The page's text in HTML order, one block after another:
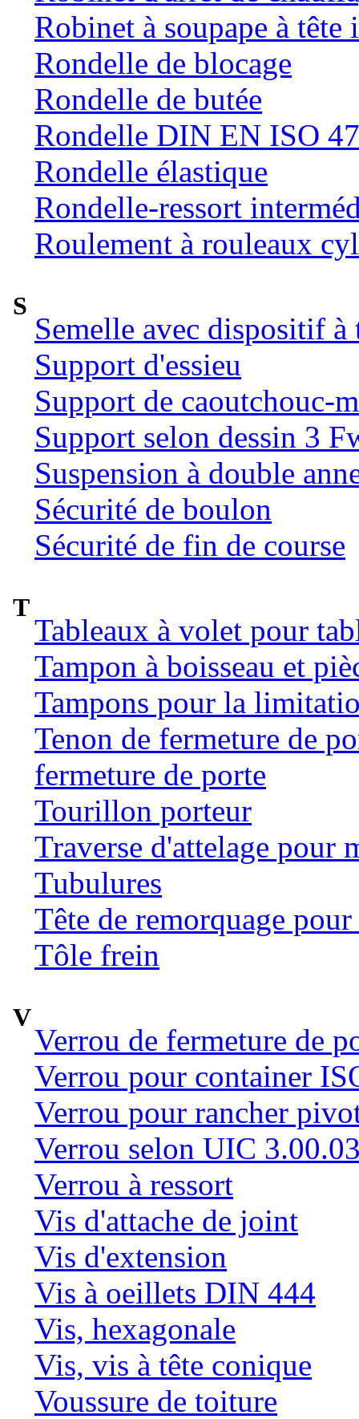
Robinet à soupape à tête
Rondelle de blocage
Rondelle de butée
Rondelle DIN EN ISO
Rondelle élastique
Rondelle-ressort
Roulement à rouleaux
S
Semelle avec dispositif
Support d'essieu
Support de caoutchouc-
Support selon dessin 3
Suspension à double
Sécurité de boulon
Sécurité de fin de course
T
Tableaux à volet pour
Tampon à boisseau et
Tampons pour la
Tenon de fermeture de
fermeture de porte
Tourillon porteur
Traverse d'attelage pour
Tubulures
Tête de remorquage
Tôle frein
V
Verrou de fermeture de
Verrou pour container
Verrou pour rancher
Verrou selon UIC
Verrou à ressort
Vis d'attache de joint
Vis d'extension
Vis à oeillets DIN 444
Vis, hexagonale
Vis, vis à tête conique
Voussure de toiture